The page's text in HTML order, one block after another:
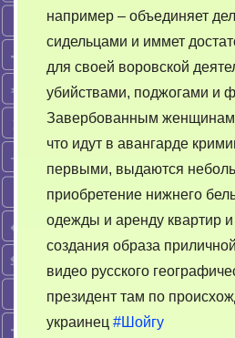
например – объединяет
сидельцами и иммет
для своей воровской
убийствами, поджогами и
Завербованным
что идут в авангарде
первыми, выдаются
приобретение нижнего
одежды и аренду квартир
создания образа
видео русского
президент там по
украинец #Шойгу